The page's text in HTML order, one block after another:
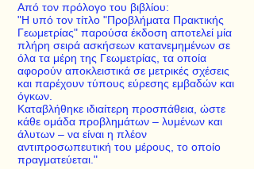
Από τον πρόλογο του βιβλίου:
"Η υπό τον τίτλο "Προβλήματα Πρακτικής
Γεωμετρίας" παρούσα έκδοση αποτελεί μία
πλήρη σειρά ασκήσεων κατανεμημένων σε
όλα τα μέρη της Γεωμετρίας, τα οποία
αφορούν αποκλειστικά σε μετρικές σχέσεις
και παρέχουν τύπους εύρεσης εμβαδών και
όγκων.
Καταβλήθηκε ιδιαίτερη προσπάθεια, ώστε
κάθε ομάδα προβλημάτων – λυμένων και
άλυτων – να είναι η πλέον
αντιπροσωπευτική του μέρους, το οποίο
πραγματεύεται."